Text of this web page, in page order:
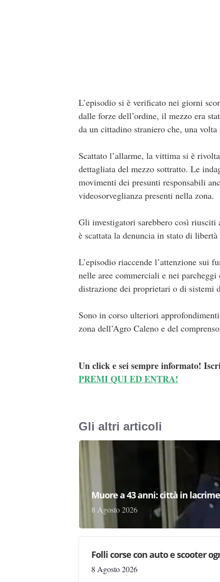
L’episodio si è verificato nei giorni
dalle forze dell’ordine, il mezzo era
da un cittadino straniero che, una
Scattato l’allarme, la vittima si è
dettagliata del mezzo sottratto. Le
movimenti dei presunti responsabili
videosorveglianza presenti nella zona.
Gli investigatori sarebbero così
è scattata la denuncia in stato di
L’episodio riaccende l’attenzione sui
nelle aree commerciali e nei
distrazione dei proprietari o di sistemi
Sono in corso ulteriori
zona dell’Agro Caleno e del
Un click e sei sempre informato!
PREMI QUI ED ENTRA!
Gli altri articoli
Muore a 43 anni: città in
8 Agosto 2026
Folli corse con auto e scooter
8 Agosto 2026